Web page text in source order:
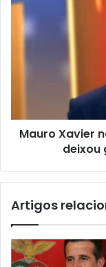
Mauro Xavier
deixou
Artigos